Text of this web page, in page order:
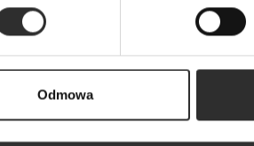
Odmowa
i charakterem